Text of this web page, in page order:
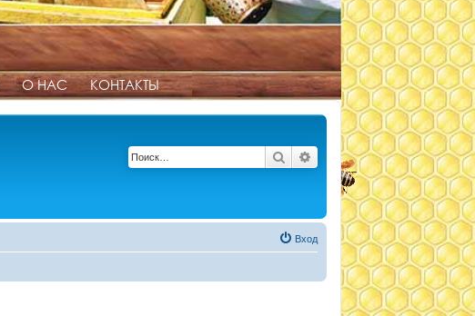
О НАС КОНТАКТЫ
Поиск Расширенный поиск
Вход